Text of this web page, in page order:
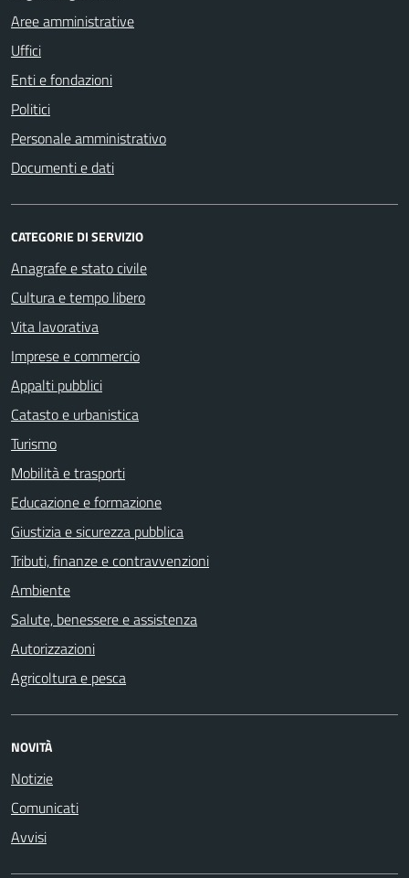
Aree amministrative
Uffici
Enti e fondazioni
Politici
Personale amministrativo
Documenti e dati
CATEGORIE DI SERVIZIO
Anagrafe e stato civile
Cultura e tempo libero
Vita lavorativa
Imprese e commercio
Appalti pubblici
Catasto e urbanistica
Turismo
Mobilità e trasporti
Educazione e formazione
Giustizia e sicurezza pubblica
Tributi, finanze e contravvenzioni
Ambiente
Salute, benessere e assistenza
Autorizzazioni
Agricoltura e pesca
NOVITÀ
Notizie
Comunicati
Avvisi